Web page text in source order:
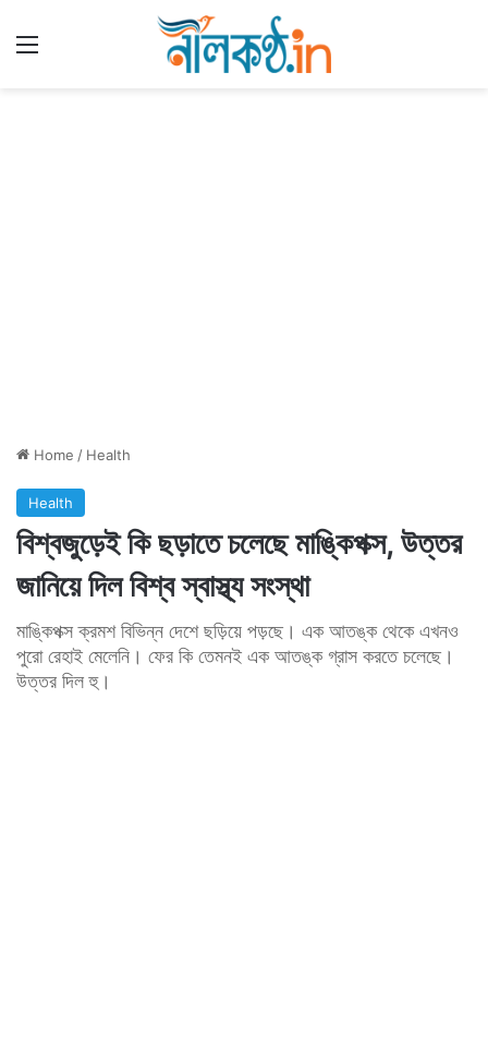
Home / Health
Health
বিশ্বজুড়েই কি ছড়াতে চলেছে মাঙ্কিপক্স, উত্তর
জানিয়ে দিল বিশ্ব স্বাস্থ্য সংস্থা
মাঙ্কিপক্স ক্রমশ বিভিন্ন দেশে ছড়িয়ে পড়ছে। এক আতঙ্ক থেকে এখনও
পুরো রেহাই মেলেনি। ফের কি তেমনই এক আতঙ্ক গ্রাস করতে চলেছে।
উত্তর দিল হু।